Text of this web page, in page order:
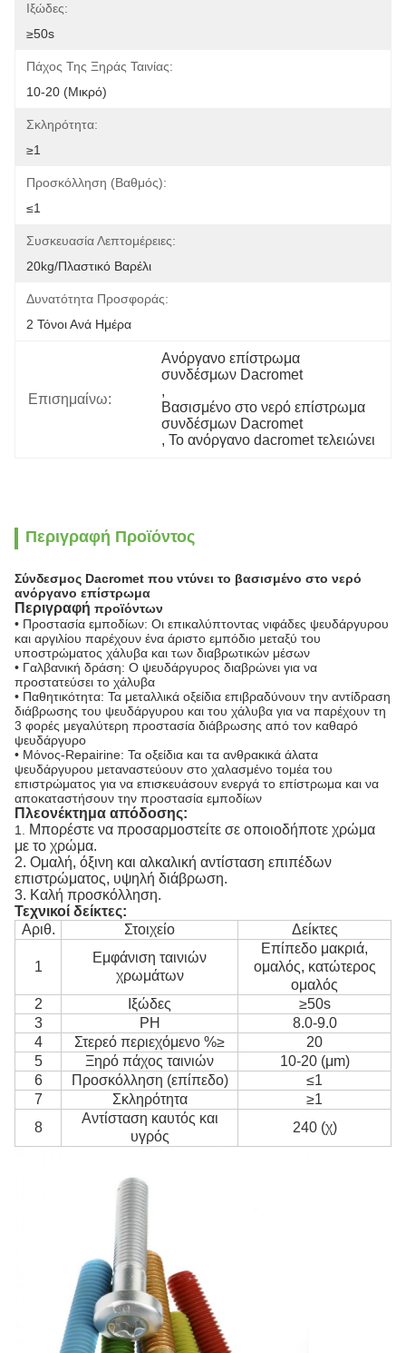
Ιξώδες:
≥50s
Πάχος Της Ξηράς Ταινίας:
10-20 (μικρό)
Σκληρότητα:
≥1
Προσκόλληση (βαθμός):
≤1
Συσκευασία Λεπτομέρειες:
20kg/πλαστικό Βαρέλι
Δυνατότητα Προσφοράς:
2 Τόνοι Ανά Ημέρα
Επισημαίνω:
Ανόργανο επίστρωμα
συνδέσμων Dacromet
,
Βασισμένο στο νερό επίστρωμα
συνδέσμων Dacromet
, Το ανόργανο dacromet τελειώνει
Περιγραφή Προϊόντος
Σύνδεσμος Dacromet που ντύνει το βασισμένο στο νερό
ανόργανο επίστρωμα
Περιγραφή προϊόντων
• Προστασία εμποδίων: Οι επικαλύπτοντας νιφάδες ψευδάργυρου
και αργιλίου παρέχουν ένα άριστο εμπόδιο μεταξύ του
υποστρώματος χάλυβα και των διαβρωτικών μέσων
• Γαλβανική δράση: Ο ψευδάργυρος διαβρώνει για να
προστατεύσει το χάλυβα
• Παθητικότητα: Τα μεταλλικά οξείδια επιβραδύνουν την αντίδραση
διάβρωσης του ψευδάργυρου και του χάλυβα για να παρέχουν τη
3 φορές μεγαλύτερη προστασία διάβρωσης από τον καθαρό
ψευδάργυρο
• Μόνος-Repairine: Τα οξείδια και τα ανθρακικά άλατα
ψευδάργυρου μεταναστεύουν στο χαλασμένο τομέα του
επιστρώματος για να επισκευάσουν ενεργά το επίστρωμα και να
αποκαταστήσουν την προστασία εμποδίων
Πλεονέκτημα απόδοσης:
1.
Μπορέστε να προσαρμοστείτε σε οποιοδήποτε χρώμα
με το χρώμα.
2. Ομαλή, όξινη και αλκαλική αντίσταση επιπέδων
επιστρώματος, υψηλή διάβρωση.
3. Καλή προσκόλληση.
Τεχνικοί δείκτες:
Αριθ.
Στοιχείο Δείκτες
1
Εμφάνιση ταινιών
χρωμάτων
Επίπεδο μακριά,
ομαλός, κατώτερος
ομαλός
2
Ιξώδες
≥50s
3
PH
8.0-9.0
4
Στερεό περιεχόμενο %≥
20
5
Ξηρό πάχος ταινιών
10-20 (μm)
6
Προσκόλληση (επίπεδο)
≤1
7
Σκληρότητα
≥1
8
Αντίσταση καυτός και
υγρός
240 (χ)